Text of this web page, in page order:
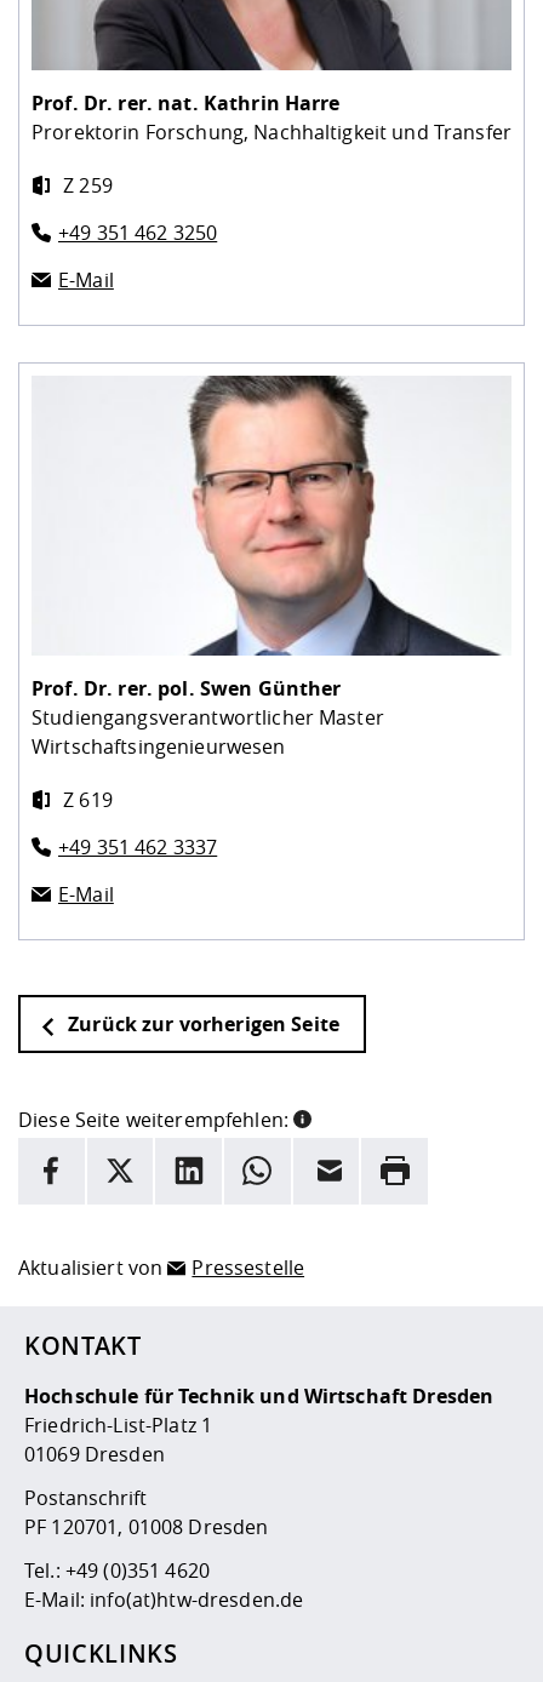
Prof. Dr. rer. nat. Kathrin Harre
Prorektorin Forschung, Nachhaltigkeit und Transfer
Z 259
+49 351 462 3250
E-Mail
Prof. Dr. rer. pol. Swen Günther
Studiengangsverantwortlicher Master
Wirtschaftsingenieurwesen
Z 619
+49 351 462 3337
E-Mail
Zurück zur vorherigen Seite
Diese Seite weiterempfehlen:
INFORMATION
Facebook
X LinkedInWhatsappE-Mail Drucken
Aktualisiert von Pressestelle
KONTAKT
Hochschule für Technik und Wirtschaft Dresden
Friedrich-List-Platz 1
01069 Dresden
Postanschrift
PF 120701, 01008 Dresden
Tel.: +49 (0)351 4620
E-Mail: info(at)htw-dresden.de
QUICKLINKS